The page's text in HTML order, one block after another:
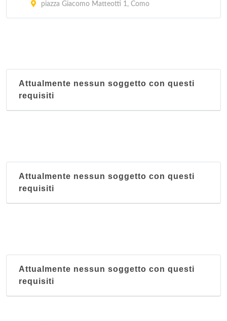
Il Gabbiano 2
via San Giacomo 12/d, Como
piazza Giacomo Matteotti 1, Como
Attualmente nessun soggetto con questi
requisiti
Attualmente nessun soggetto con questi
requisiti
Attualmente nessun soggetto con questi
requisiti